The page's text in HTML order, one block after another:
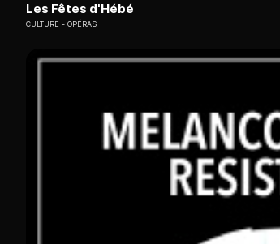
Les Fêtes d'Hébé
CULTURE OPÉRAS